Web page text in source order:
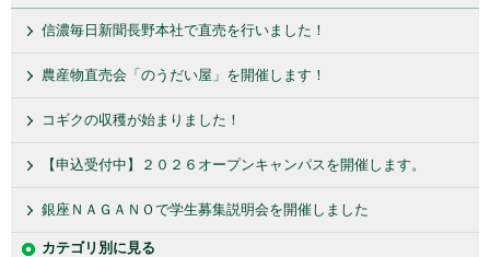
信濃毎日新聞長野本社で直売を行いました！
農産物直売会「のうだい屋」を開催します！
コギクの収穫が始まりました！
【申込受付中】２０２６オープンキャンパスを開催します。
銀座ＮＡＧＡＮＯで学生募集説明会を開催しました
カテゴリ別に見る